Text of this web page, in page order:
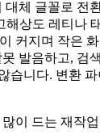
대체 글꼴로 전
해상도 레티나
커지며 작은
발음하고, 검
습니다. 변환
이 드는 재작